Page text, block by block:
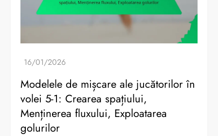
Modelele de mișcare ale jucătorilor în
volei 5-1: Crearea spațiului,
Menținerea fluxului, Exploatarea
golurilor